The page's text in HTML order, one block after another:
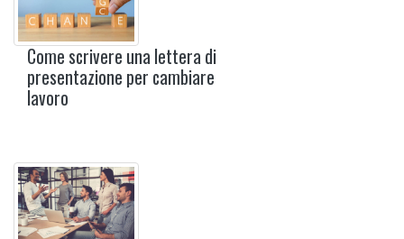
Come scrivere una lettera di
presentazione per cambiare
lavoro